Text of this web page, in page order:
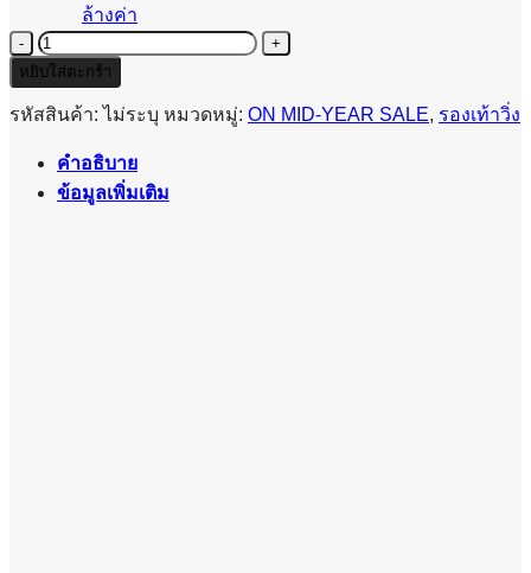
ล้างค่า
จำนวน
ON
Cloud
6
WOMEN
ชิ้น
หยิบใส่ตะกร้า
รหัสสินค้า:ไม่ระบุ หมวดหมู่: ON MID-YEAR SALE, รองเท้าวิ่ง
คำอธิบาย
ข้อมูลเพิ่มเติม